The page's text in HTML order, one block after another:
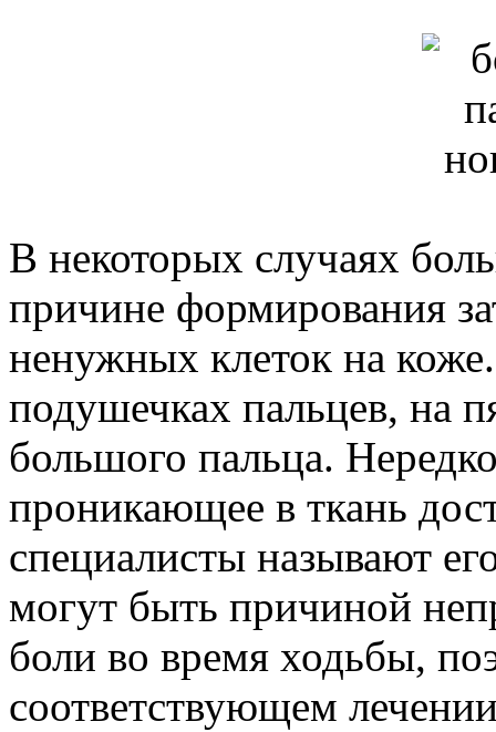
В некоторых случаях
причине формирования
ненужных клеток на
подушечках пальцев, на
большого пальца.
проникающее в ткань
специалисты называют
могут быть причиной
боли во время ходьбы,
соответствующем